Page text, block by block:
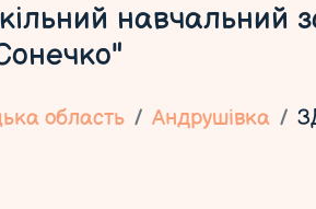
навчальний
область Андрушівка